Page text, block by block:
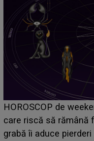
Emanuel a ținut
acum! În fața
face o MĂRTURISIRE